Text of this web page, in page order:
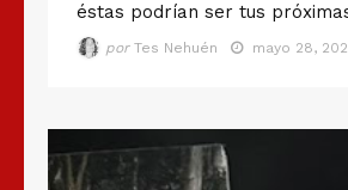
éstas podrían ser tus
por Tes Nehuén mayo 28,